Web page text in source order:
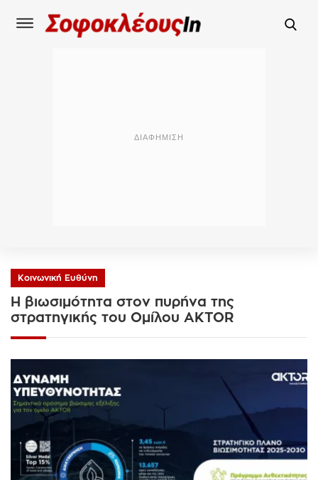
Κοινωνική Ευθύνη
Η βιωσιμότητα στον πυρήνα της
στρατηγικής του Ομίλου AKTOR